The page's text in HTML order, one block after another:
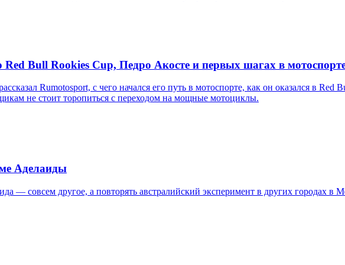
Bull Rookies Cup, Педро Акосте и первых шагах в
Rumotosport, с чего начался его путь в мотоспорте, как он оказался в Red
не стоит торопиться с переходом на мощные мотоциклы.
Аделаиды
— совсем другое, а повторять австралийский эксперимент в других городах в